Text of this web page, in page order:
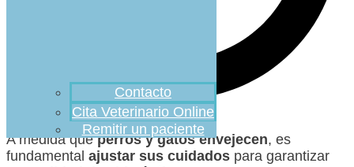
Contacto
Cita Veterinario Online
Remitir un paciente
A medida queperros y gatos envejecen, es
fundamental ajustar sus cuidados para garantizar